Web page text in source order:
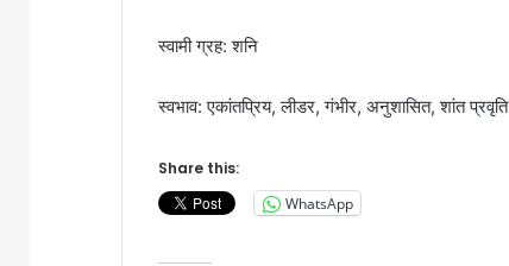
स्वामी ग्रह: शनि
स्वभाव: एकांतप्रिय, लीडर, गंभीर, अनुशासित, शांत प्रवृति
Share this:
WhatsApp